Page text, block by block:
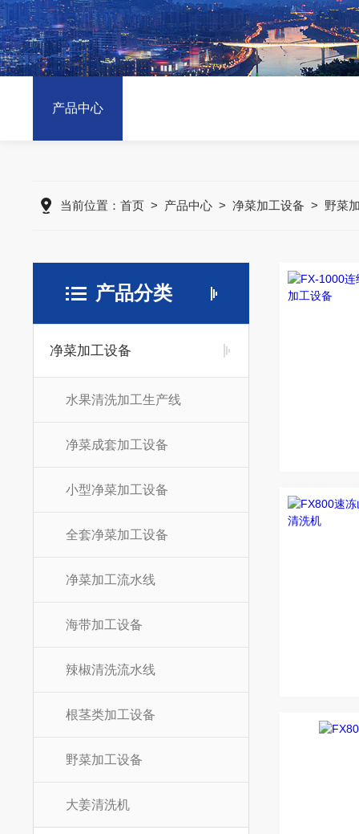
产品中心
当前位置： 首页> 产品中心> 净菜加工设备 > 野菜
产品分类
净菜加工设备
水果清洗加工生产线
净菜成套加工设备
小型净菜加工设备
全套净菜加工设备
净菜加工流水线
海带加工设备
辣椒清洗流水线
根茎类加工设备
野菜加工设备
大姜清洗机